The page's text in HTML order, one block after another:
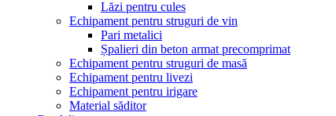
Lăzi pentru cules
Echipament pentru struguri de vin
Pari metalici
Șpalieri din beton armat precomprimat
Echipament pentru struguri de masă
Echipament pentru livezi
Echipament pentru irigare
Material săditor